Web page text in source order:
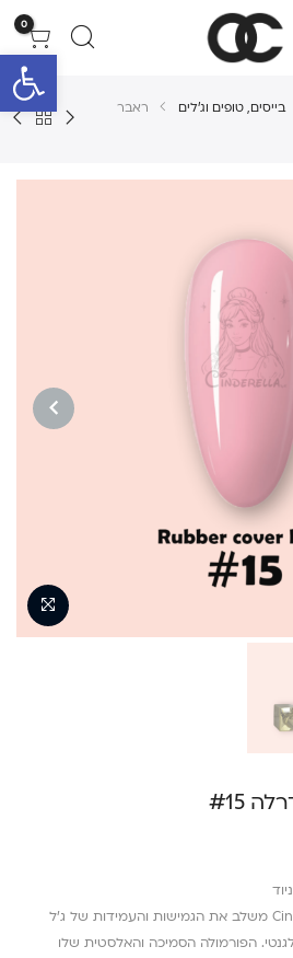
פתח
0
בייסים, טופים וג'לים
ראבר
#15
בייס הראבר הניודי של Cinderella משלב את הגמישות והעמידות של ג’ל
הפורמולה הסמיכה והאלסטית שלו